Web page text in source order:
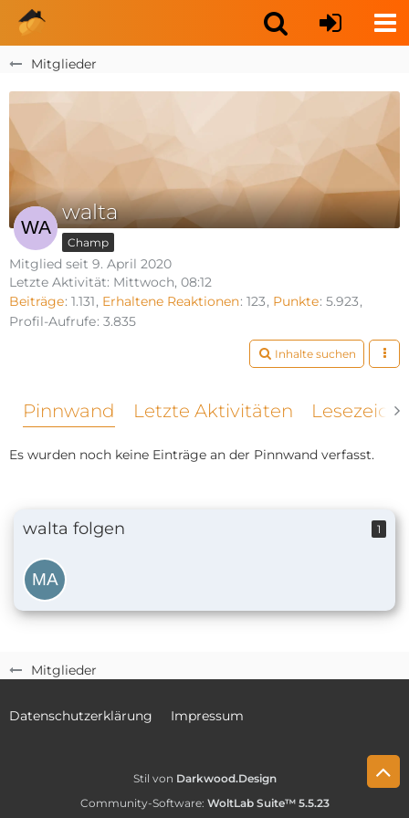
Mitglieder
Mitglieder
walta
Champ
Mitglied seit 9. April 2020
Letzte Aktivität: Mittwoch, 08:12
Beiträge 1.131 Erhaltene Reaktionen 123 Punkte 5.923
Profil-Aufrufe 3.835
Inhalte suchen
Pinnwand Letzte Aktivitäten
Es wurden noch keine Einträge an der Pinnwand verfasst.
walta folgen 1
Datenschutzerklärung Impressum
Stil von Darkwood.Design
Community-Software: WoltLab Suite™ 5.5.23